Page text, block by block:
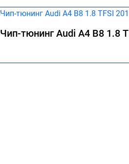
Чип-тюнинг Audi A4 B8 1.8